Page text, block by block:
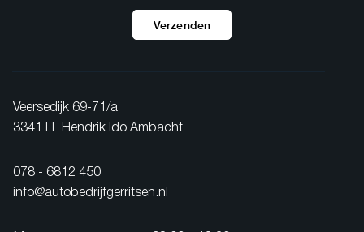
Verzenden
Veersedijk 69-71/a
3341 LL Hendrik Ido Ambacht
078 - 6812 450
info@autobedrijfgerritsen.nl